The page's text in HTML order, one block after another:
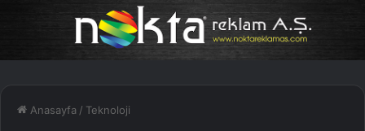
Anasayfa / Teknoloji